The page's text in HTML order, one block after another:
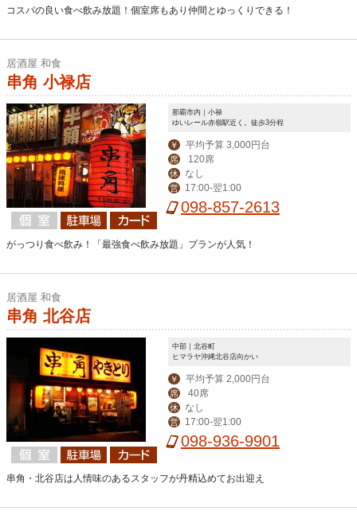
コスパの良い食べ飲み放題！個室席もあり仲間とゆっくりできる！
居酒屋 和食
串角 小禄店
那覇市内｜小禄
ゆいレール赤嶺駅近く。徒歩3分程
￥ 平均予算 3,000円台
席 120席
休 なし
営 17:00-翌1:00
098-857-2613
がっつり食べ飲み！「最強食べ飲み放題」プランが人気！
居酒屋 和食
串角 北谷店
中部｜北谷町
ヒマラヤ沖縄北谷店向かい
￥ 平均予算 2,000円台
席 40席
休 なし
営 17:00-翌1:00
098-936-9901
串角・北谷店は人情味のあるスタッフが丹精込めてお出迎え